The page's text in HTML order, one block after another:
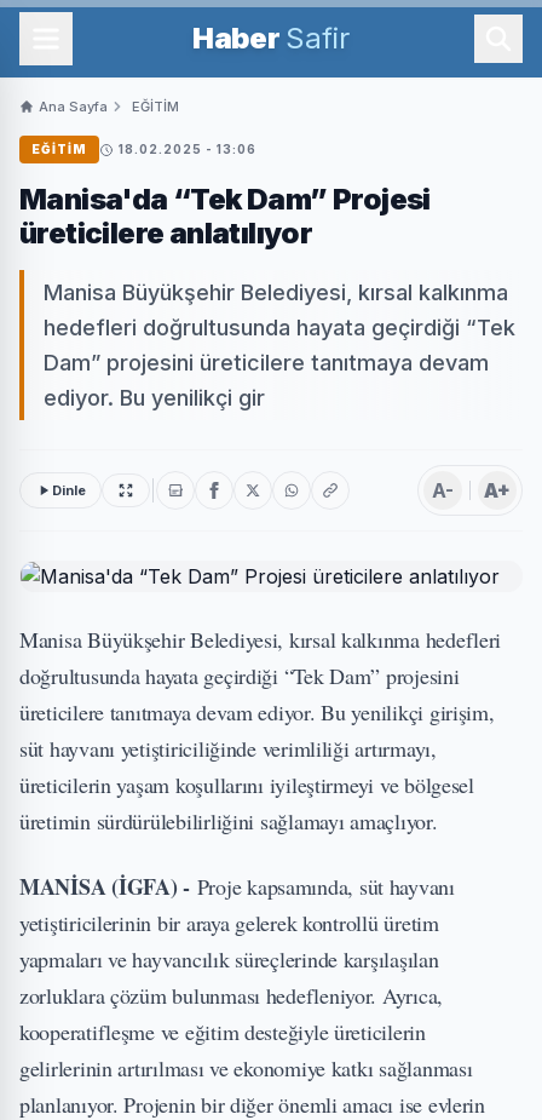
Haber Safir
Ana Sayfa EĞİTİM
EĞİTİM 18.02.2025 - 13:06
Manisa'da “Tek Dam” Projesi
üreticilere anlatılıyor
Manisa Büyükşehir Belediyesi, kırsal kalkınma
hedefleri doğrultusunda hayata geçirdiği “Tek
Dam” projesini üreticilere tanıtmaya devam
ediyor. Bu yenilikçi gir
Dinle A- A+
Manisa Büyükşehir Belediyesi, kırsal kalkınma hedefleri
doğrultusunda hayata geçirdiği “Tek Dam” projesini
üreticilere tanıtmaya devam ediyor. Bu yenilikçi girişim,
süt hayvanı yetiştiriciliğinde verimliliği artırmayı,
üreticilerin yaşam koşullarını iyileştirmeyi ve bölgesel
üretimin sürdürülebilirliğini sağlamayı amaçlıyor.
MANİSA (İGFA) - Proje kapsamında, süt hayvanı
yetiştiricilerinin bir araya gelerek kontrollü üretim
yapmaları ve hayvancılık süreçlerinde karşılaşılan
zorluklara çözüm bulunması hedefleniyor. Ayrıca,
kooperatifleşme ve eğitim desteğiyle üreticilerin
gelirlerinin artırılması ve ekonomiye katkı sağlanması
planlanıyor. Projenin bir diğer önemli amacı ise evlerin